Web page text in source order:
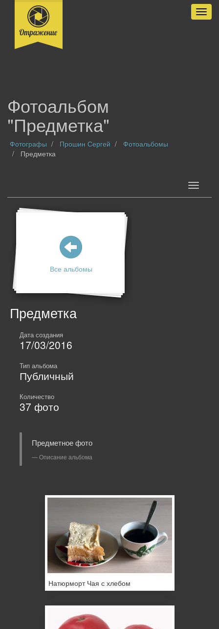
Фотоальбом
"Предметка"
Фотографы Прошин Сергей
Фотоальбомы
Предметка
Все альбомы
Предметка
Дата создания
17/03/2016
Тип альбома
Публичный
Количество
37 фото
Предметное фото
Описание альбома
Натюрморт Чая с хлебом